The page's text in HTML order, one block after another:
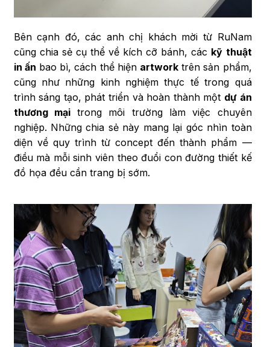
Bên cạnh đó, các anh chị khách mời từ RuNam
cũng chia sẻ cụ thể về kích cỡ bánh, các kỹ thuật
in ấn bao bì, cách thể hiện artworktrên sản phẩm,
cũng như những kinh nghiệm thực tế trong quá
trình sáng tạo, phát triển và hoàn thành một dự án
thương mạitrong môi trường làm việc chuyên
nghiệp. Những chia sẻ này mang lại góc nhìn toàn
diện về quy trình từ concept đến thành phẩm —
điều mà mỗi sinh viên theo đuổi con đường thiết kế
đồ họa đều cần trang bị sớm.